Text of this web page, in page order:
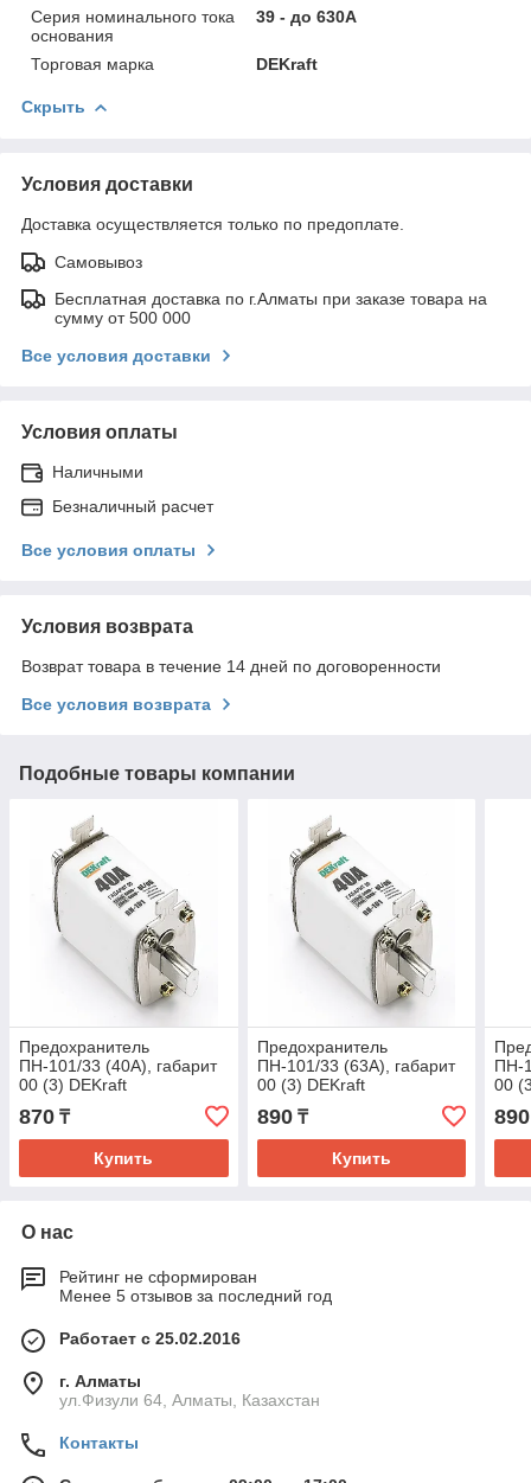
Серия номинального тока
основания
39 - до 630А
Торговая марка DEKraft
Скрыть
Условия доставки
Доставка осуществляется только по предоплате.
Самовывоз
Бесплатная доставка по г.Алматы при заказе товара на
сумму от 500 000
Все условия доставки
Условия оплаты
Наличными
Безналичный расчет
Все условия оплаты
Условия возврата
Возврат товара в течение 14 дней по договоренности
Все условия возврата
Подобные товары компании
Предохранитель
ПН-101/33 (40А), габарит
00 (3) DEKraft
870 ₸
Купить
Предохранитель
ПН-101/33 (63А), габарит
00 (3) DEKraft
890₸
Купить
ПН-
00
890
О нас
Рейтинг не сформирован
Менее 5 отзывов за последний год
Работает с 25.02.2016
г. Алматы
ул.Физули 64, Алматы, Казахстан
Контакты